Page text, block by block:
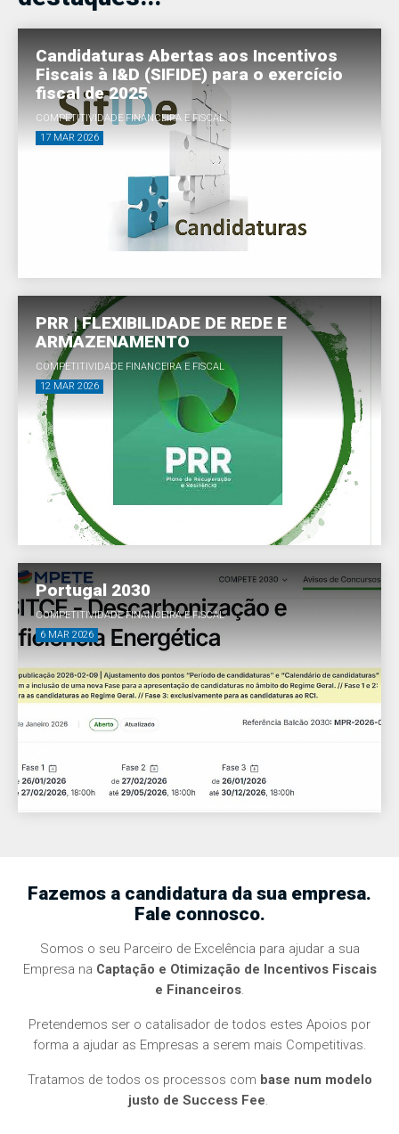
Candidaturas Abertas aos Incentivos
Fiscais à I&D (SIFIDE) para o exercício
fiscal de 2025
COMPETITIVIDADE FINANCEIRA E FISCAL
17 MAR 2026
PRR | FLEXIBILIDADE DE REDE E
ARMAZENAMENTO
COMPETITIVIDADE FINANCEIRA E FISCAL
12 MAR 2026
Portugal 2030
COMPETITIVIDADE FINANCEIRA E FISCAL
6 MAR 2026
Fazemos a candidatura da sua empresa.
Fale connosco.
Somos o seu Parceiro de Excelência para ajudar a sua
Empresa na Captação e Otimização de Incentivos Fiscais
e Financeiros.
Pretendemos ser o catalisador de todos estes Apoios por
forma a ajudar as Empresas a serem mais Competitivas.
Tratamos de todos os processos com base num modelo
justo de Success Fee.